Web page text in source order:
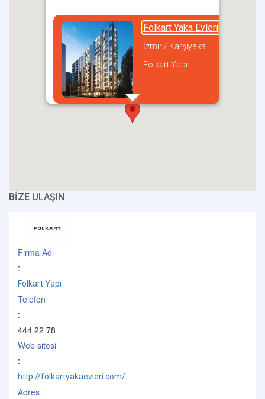
Folkart Yaka Evleri
İzmir / Karşıyaka
Folkart Yapı
BİZE ULAŞIN
Firma Adı
:
Folkart Yapı
Telefon
:
444 22 78
Web sitesi
:
http://folkartyakaevleri.com/
Adres